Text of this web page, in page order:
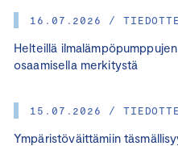
16.07.2026 /
Helteillä
osaamisella merkitystä
15.07.2026 /
Ympäristöväittämiin